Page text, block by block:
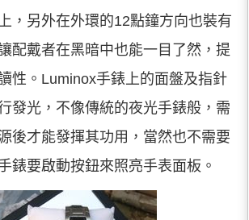
，另外在外環的12點鐘方向也裝有
配戴者在黑暗中也能一目了然，提
性。Luminox手錶上的面盤及指針
發光，不像傳統的夜光手錶般，需
後才能發揮其功用，當然也不需要
錶要啟動按鈕來照亮手表面板。